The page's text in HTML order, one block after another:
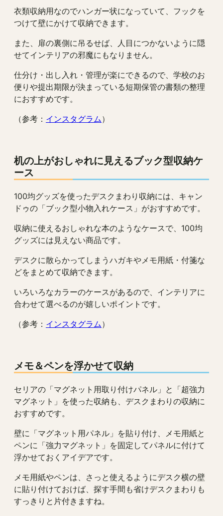
衣類収納用なのでハンガー状になっていて、フックを
つけて壁にかけて収納できます。
また、扉の裏側に吊るせば、人目につかないように隠
せてインテリアの邪魔にもなりません。
仕分け・出し入れ・管理が楽にできるので、学校のお
便りや提出期限が決まっている短期保管の書類の整理
におすすめです。
（参考： インスタグラム）
机の上がおしゃれに見えるブック型収納ケ
ース
100均グッズを使ったデスクまわり収納には、キャン
ドゥの「ブック型小物入れケース」がおすすめです。
収納に使えるおしゃれな本のようなケースで、100均
グッズには見えない商品です。
デスクに散らかってしまうハガキやメモ用紙・付箋な
どをまとめて収納できます。
いろいろなカラーのケースがあるので、インテリアに
合わせて選べるのが嬉しいポイントです。
（参考： インスタグラム）
メモ＆ペンを浮かせて収納
セリアの「マグネット用取り付けパネル」と「超強力
マグネット」を使った収納も、デスクまわりの収納に
おすすめです。
壁に「マグネット用パネル」を貼り付け、メモ用紙と
ペンに「強力マグネット」を固定してパネルに付けて
浮かせておくアイデアです。
メモ用紙やペンは、さっと使えるようにデスク横の壁
に貼り付けておけば、探す手間も省けデスクまわりも
すっきりと片付きますね。